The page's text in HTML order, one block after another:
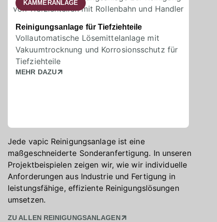
Jede vapic Reinigungsanlage ist eine
maßgeschneiderte Sonderanfertigung. In unseren
Projektbeispielen zeigen wir, wie wir individuelle
Anforderungen aus Industrie und Fertigung in
leistungsfähige, effiziente Reinigungslösungen
umsetzen.
ZU ALLEN REINIGUNGSANLAGEN
KAMMERANLAGE
Reinigungsanlage für Tiefziehteile
Vollautomatische Lösemittelanlage mit
Vakuumtrocknung und Korrosionsschutz für
Tiefziehteile
MEHR DAZU